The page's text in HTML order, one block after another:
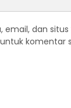
email, dan
komentar